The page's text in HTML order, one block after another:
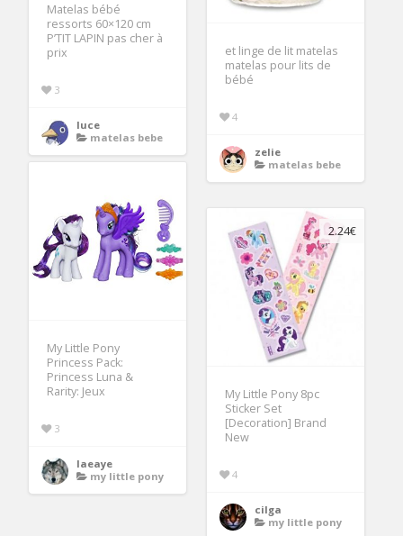
et linge de lit matelas
matelas pour lits de
bébé
4
zelie
matelas bebe
Matelas bébé
ressorts 60×120 cm
P’TIT LAPIN pas cher à
prix
3
luce
matelas bebe
My Little Pony
Princess Pack:
Princess Luna &
Rarity: Jeux
3
laeaye
my little pony
2.24€
My Little Pony 8pc
Sticker Set
[Decoration] Brand
New
4
cilga
my little pony